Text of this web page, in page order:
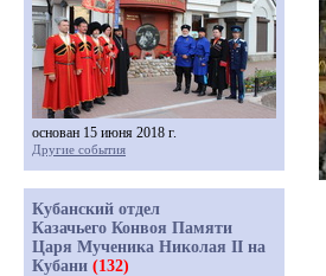
основан 15 июня 2018 г.
Другие события
Кубанский отдел
Казачьего Конвоя Памяти
Царя Мученика Николая II на
Кубани (132)